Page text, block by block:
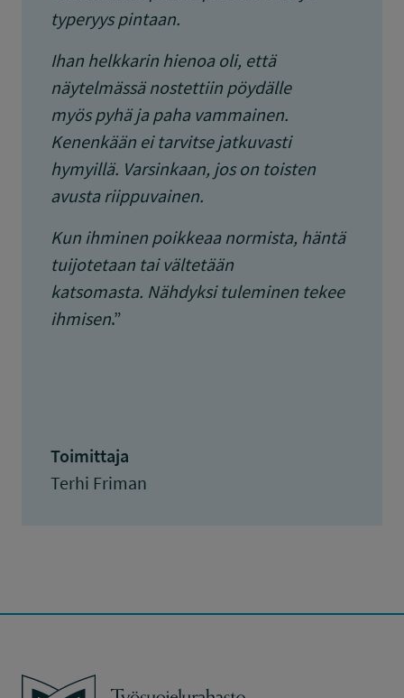
typeryys pintaan.
Ihan helkkarin hienoa oli, että
näytelmässä nostettiin pöydälle
myös pyhä ja paha vammainen.
Kenenkään ei tarvitse jatkuvasti
hymyillä. Varsinkaan, jos on toisten
avusta riippuvainen.
Kun ihminen poikkeaa normista, häntä
tuijotetaan tai vältetään
katsomasta. Nähdyksi tuleminen tekee
ihmisen.”
Toimittaja
Terhi Friman
Työsuojelurahasto